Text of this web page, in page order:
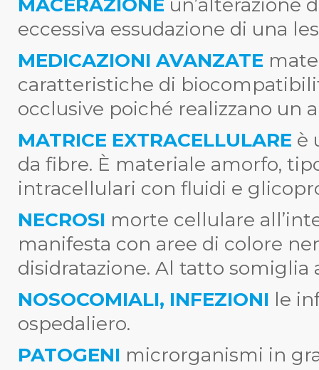
MACERAZIONE un’alterazione
eccessiva essudazione di una
MEDICAZIONI AVANZATE
caratteristiche di
occlusive poiché realizzano un
MATRICE EXTRACELLULARE è
da fibre. È materiale amorfo,
intracellulari con fluidi e
NECROSI morte cellulare
manifesta con aree di colore
disidratazione. Al tatto somiglia
NOSOCOMIALI, INFEZIONI le
ospedaliero.
PATOGENI microrganismi in